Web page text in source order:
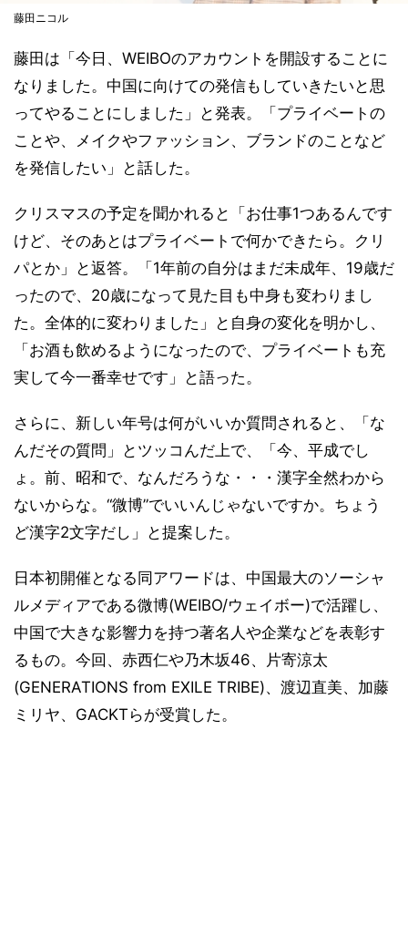
藤田ニコル
藤田は「今日、WEIBOのアカウントを開設することに
なりました。中国に向けての発信もしていきたいと思
ってやることにしました」と発表。「プライベートの
ことや、メイクやファッション、ブランドのことなど
を発信したい」と話した。
クリスマスの予定を聞かれると「お仕事1つあるんです
けど、そのあとはプライベートで何かできたら。クリ
パとか」と返答。「1年前の自分はまだ未成年、19歳だ
ったので、20歳になって見た目も中身も変わりまし
た。全体的に変わりました」と自身の変化を明かし、
「お酒も飲めるようになったので、プライベートも充
実して今一番幸せです」と語った。
さらに、新しい年号は何がいいか質問されると、「な
んだその質問」とツッコんだ上で、「今、平成でし
ょ。前、昭和で、なんだろうな・・・漢字全然わから
ないからな。“微博”でいいんじゃないですか。ちょう
ど漢字2文字だし」と提案した。
日本初開催となる同アワードは、中国最大のソーシャ
ルメディアである微博(WEIBO/ウェイボー)で活躍し、
中国で大きな影響力を持つ著名人や企業などを表彰す
るもの。今回、赤西仁や乃木坂46、片寄涼太
(GENERATIONS from EXILE TRIBE)、渡辺直美、加藤
ミリヤ、GACKTらが受賞した。